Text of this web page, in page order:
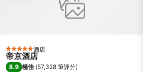
5 星級 酒店
帝京酒店
8.9 極佳 (57,328 筆評分)